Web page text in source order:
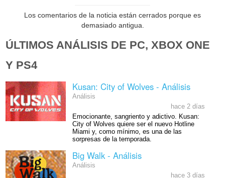
Los comentarios de la noticia están cerrados porque es
demasiado antigua.
ÚLTIMOS ANÁLISIS DE PC, XBOX ONE
Y PS4
Kusan: City of Wolves - Análisis
Análisis
hace 2 días
Emocionante, sangriento y adictivo. Kusan:
City of Wolves quiere ser el nuevo Hotline
Miami y, como mínimo, es una de las
sorpresas de la temporada.
Big Walk - Análisis
Análisis
hace 3 días